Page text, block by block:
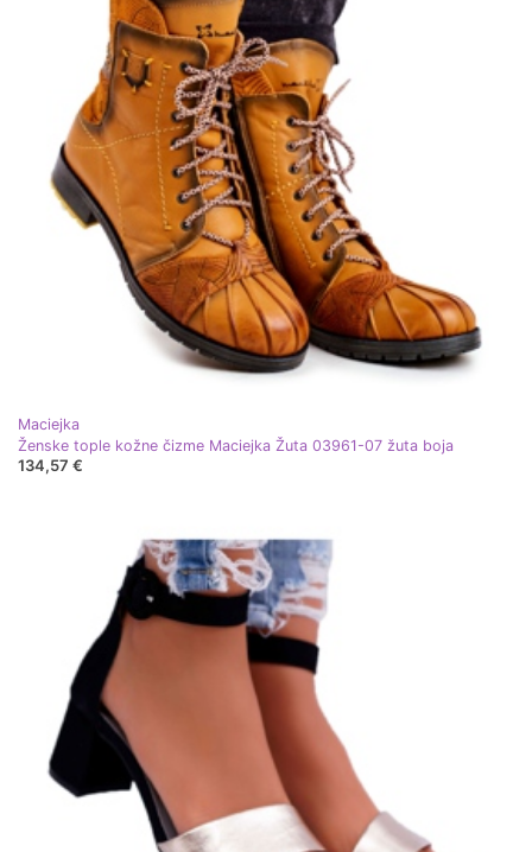
Maciejka
Ženske tople kožne čizme Maciejka Žuta 03961-07 žuta boja
134,57 €